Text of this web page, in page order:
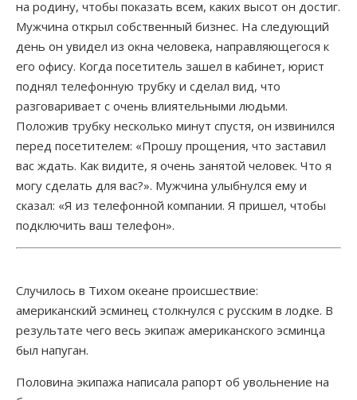
на родину, чтобы показать всем, каких высот он достиг.
Мужчина открыл собственный бизнес. На следующий
день он увидел из окна человека, направляющегося к
его офису. Когда посетитель зашел в кабинет, юрист
поднял телефонную трубку и сделал вид, что
разговаривает с очень влиятельными людьми.
Положив трубку несколько минут спустя, он извинился
перед посетителем: «Прошу прощения, что заставил
вас ждать. Как видите, я очень занятой человек. Что я
могу сделать для вас?». Мужчина улыбнулся ему и
сказал: «Я из телефонной компании. Я пришел, чтобы
подключить ваш телефон».
Случилось в Тихом океане происшествие:
американский эсминец столкнулся с русским в лодке. В
результате чего весь экипаж американского эсминца
был напуган.
Половина экипажа написала рапорт об увольнение на